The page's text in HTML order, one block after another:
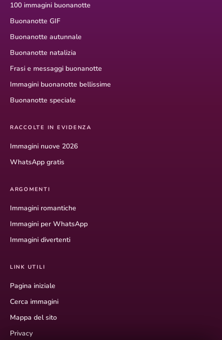
100 immagini buonanotte
Buonanotte GIF
Buonanotte autunnale
Buonanotte natalizia
Frasi e messaggi buonanotte
Immagini buonanotte bellissime
Buonanotte speciale
RACCOLTE IN EVIDENZA
Immagini nuove 2026
WhatsApp gratis
ARGOMENTI
Immagini romantiche
Immagini per WhatsApp
Immagini divertenti
LINK UTILI
Pagina iniziale
Cerca immagini
Mappa del sito
Privacy